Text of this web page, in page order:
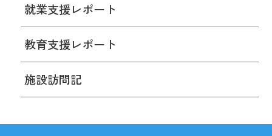
就業支援レポート
教育支援レポート
施設訪問記